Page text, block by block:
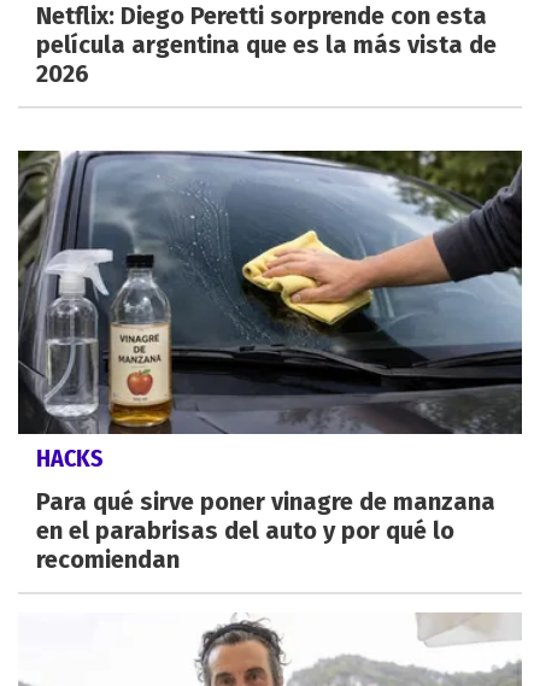
Netflix: Diego Peretti sorprende con esta
película argentina que es la más vista de
2026
HACKS
Para qué sirve poner vinagre de manzana
en el parabrisas del auto y por qué lo
recomiendan